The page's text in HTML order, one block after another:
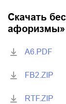
Скачать
афоризмы»
A6.PDF
FB2.ZIP
RTF.ZIP